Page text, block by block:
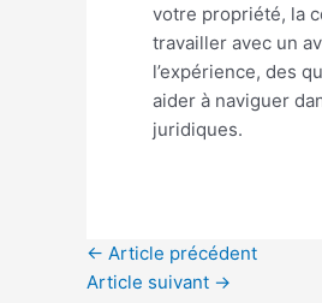
votre propriété, la
travailler avec un
l’expérience, des
aider à naviguer
juridiques.
← Article précédent
Article suivant →